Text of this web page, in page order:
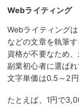
Webライティング
Webライティング
などの文章を執筆
資格が不要なため
副業初心者に選ば
文字単価は0.5～2円
たとえば、1円で